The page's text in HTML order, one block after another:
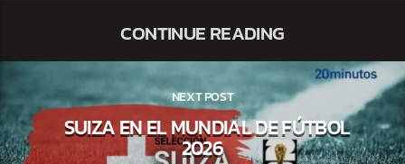
CONTINUE READING
NEXT POST
SUIZA EN EL MUNDIAL DE FÚTBOL
2026